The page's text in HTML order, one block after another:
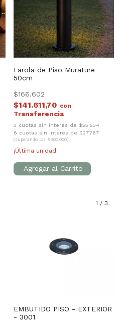
Farola de Piso Murature
50cm
$166.602
$141.611,70 con
3 cuotas sin interés de $55.534
6 cuotas sin interés de $27.767
(superando los $300.000)
¡Última unidad!
1 / 3
EMBUTIDO PISO - EXTERIOR
- 3001